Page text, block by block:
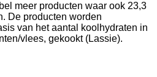
meer producten waar ook 23,3
De producten worden
van het aantal koolhydraten in
vlees, gekookt (Lassie).